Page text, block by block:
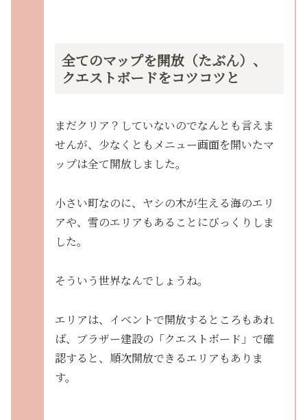
全てのマップを開放（たぶん）、
クエストボードをコツコツと
まだクリア？していないのでなんとも言えま
せんが、少なくともメニュー画面を開いたマ
ップは全て開放しました。
小さい町なのに、ヤシの木が生える海のエリ
アや、雪のエリアもあることにびっくりしま
した。
そういう世界なんでしょうね。
エリアは、イベントで開放するところもあれ
ば、ブラザー建設の「クエストボード」で確
認すると、順次開放できるエリアもありま
す。